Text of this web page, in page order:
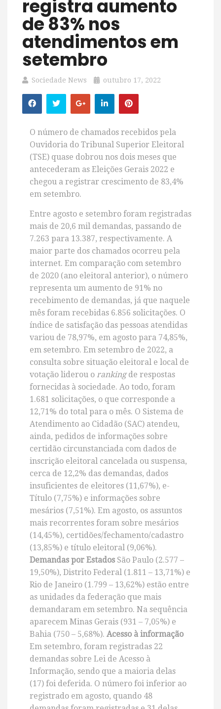
registra aumento
de 83% nos
atendimentos em
setembro
Sociedade News outubro 17, 2022
O número de chamados recebidos pela
Ouvidoria do Tribunal Superior Eleitoral
(TSE) quase dobrou nos dois meses que
antecederam as Eleições Gerais 2022 e
chegou a registrar crescimento de 83,4%
em setembro.
Entre agosto e setembro foram registradas
mais de 20,6 mil demandas, passando de
7.263 para 13.387, respectivamente. A
maior parte dos chamados ocorreu pela
internet. Em comparação com setembro
de 2020 (ano eleitoral anterior), o número
representa um aumento de 91% no
recebimento de demandas, já que naquele
mês foram recebidas 6.856 solicitações. O
índice de satisfação das pessoas atendidas
variou de 78,97%, em agosto para 74,85%,
em setembro. Em setembro de 2022, a
consulta sobre situação eleitoral e local de
votação liderou o rankingde respostas
fornecidas à sociedade. Ao todo, foram
1.681 solicitações, o que corresponde a
12,71% do total para o mês. O Sistema de
Atendimento ao Cidadão (SAC) atendeu,
ainda, pedidos de informações sobre
certidão circunstanciada com dados de
inscrição eleitoral cancelada ou suspensa,
cerca de 12,2% das demandas, dados
insuficientes de eleitores (11,67%), e-
Título (7,75%) e informações sobre
mesários (7,51%). Em agosto, os assuntos
mais recorrentes foram sobre mesários
(14,45%), certidões/fechamento/cadastro
(13,85%) e título eleitoral (9,06%).
Demandas por Estados São Paulo (2.577 –
19,50%), Distrito Federal (1.811 – 13,71%) e
Rio de Janeiro (1.799 – 13,62%) estão entre
as unidades da federação que mais
demandaram em setembro. Na sequência
aparecem Minas Gerais (931 – 7,05%) e
Bahia (750 – 5,68%). Acesso à informação
Em setembro, foram registradas 22
demandas sobre Lei de Acesso à
Informação, sendo que a maioria delas
(17) foi deferida. O número foi inferior ao
registrado em agosto, quando 48